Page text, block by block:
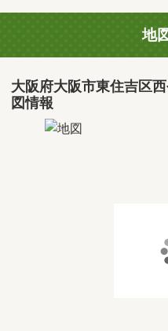
地
大阪府大阪市東住吉区
図情報